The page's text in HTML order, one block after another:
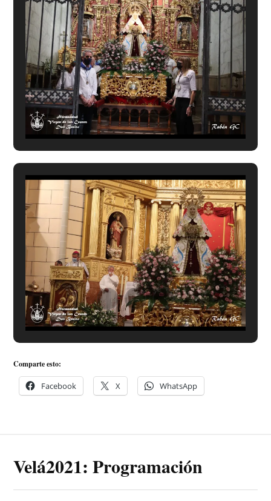
Comparte esto:
Facebook X WhatsApp
Velá2021: Programación